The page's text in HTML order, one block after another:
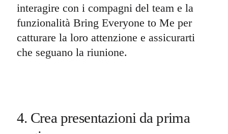
interagire con i compagni del team e la
funzionalità Bring Everyone to Me per
catturare la loro attenzione e assicurarti
che seguano la riunione.
4. Crea presentazioni da prima